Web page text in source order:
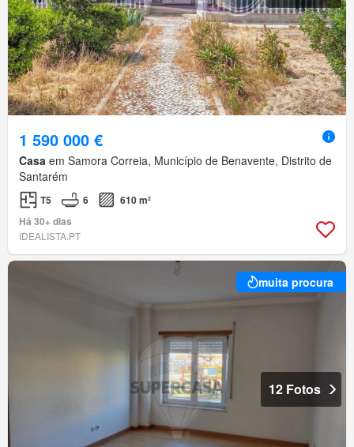
1 590 000 €
Casa em Samora Correia, Município de Benavente, Distrito de
Santarém
T5 6
610 m²
Há 30+ dias
IDEALISTA.PT
muita procura
12 Fotos